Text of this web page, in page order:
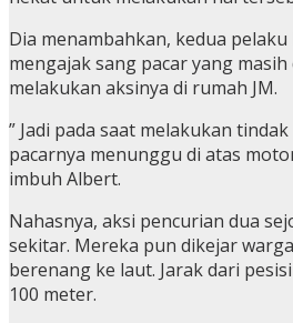
Dia menambahkan, kedua
mengajak sang pacar yang
melakukan aksinya di rumah JM.
” Jadi pada saat melakukan
pacarnya menunggu di atas
imbuh Albert.
Nahasnya, aksi pencurian dua
sekitar. Mereka pun dikejar
berenang ke laut. Jarak dari
100 meter.